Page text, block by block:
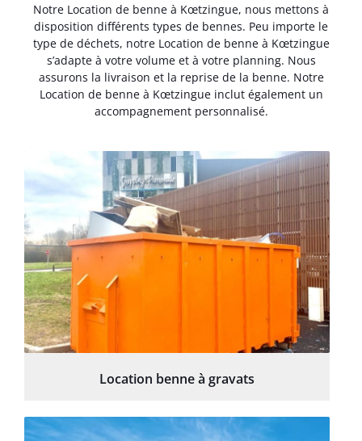
Notre Location de benne à Kœtzingue, nous mettons à
disposition différents types de bennes. Peu importe le
type de déchets, notre Location de benne à Kœtzingue
s’adapte à votre volume et à votre planning. Nous
assurons la livraison et la reprise de la benne. Notre
Location de benne à Kœtzingue inclut également un
accompagnement personnalisé.
Location benne à gravats